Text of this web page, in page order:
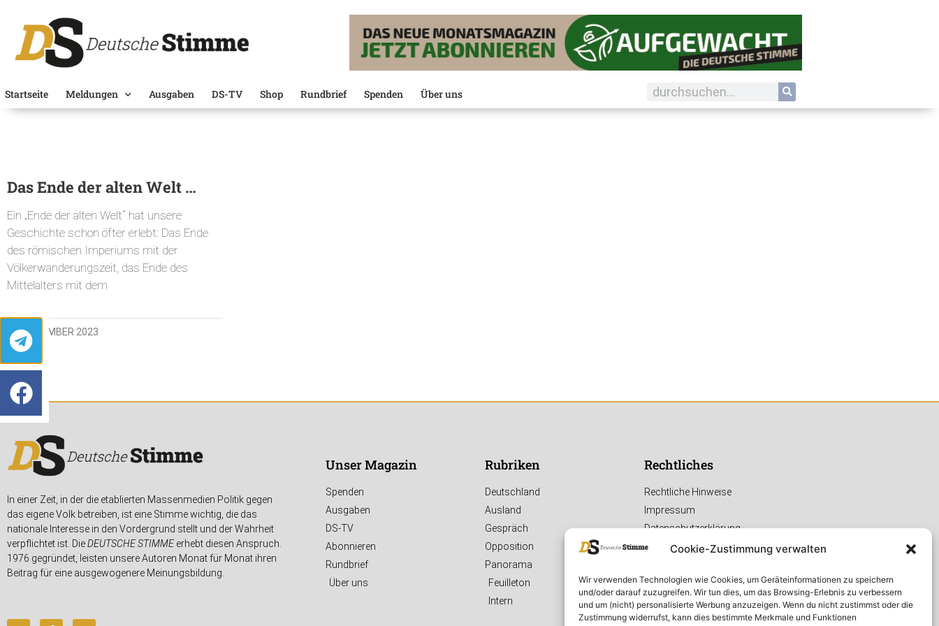
Cookie-Zustimmung verwalten
Wir verwenden Technologien wie Cookies, um Geräteinformationen zu speichern
und/oder darauf zuzugreifen. Wir tun dies, um das Browsing-Erlebnis zu verbessern
und um (nicht) personalisierte Werbung anzuzeigen. Wenn du nicht zustimmst oder die
Zustimmung widerrufst, kann dies bestimmte Merkmale und Funktionen
Startseite Meldungen Ausgaben DS-TV Shop Rundbrief Spenden Über uns
Das Ende der alten Welt …
Ein „Ende der alten Welt“ hat unsere
Geschichte schon öfter erlebt: Das Ende
des römischen Imperiums mit der
Völkerwanderungszeit, das Ende des
Mittelalters mit dem
3. SEPTEMBER 2023
In einer Zeit, in der die etablierten Massenmedien Politik gegen
das eigene Volk betreiben, ist eine Stimme wichtig, die das
nationale Interesse in den Vordergrund stellt und der Wahrheit
verpflichtet ist. DieDEUTSCHE STIMMEerhebt diesen Anspruch.
1976 gegründet, leisten unsere Autoren Monat für Monat ihren
Beitrag für eine ausgewogenere Meinungsbildung.
Unser Magazin
Spenden
Ausgaben
DS-TV
Abonnieren
Rundbrief
Über uns
Rubriken
Deutschland
Ausland
Gespräch
Opposition
Panorama
Feuilleton
Intern
Rechtliches
Rechtliche Hinweise
Impressum
Datenschutzerklärung